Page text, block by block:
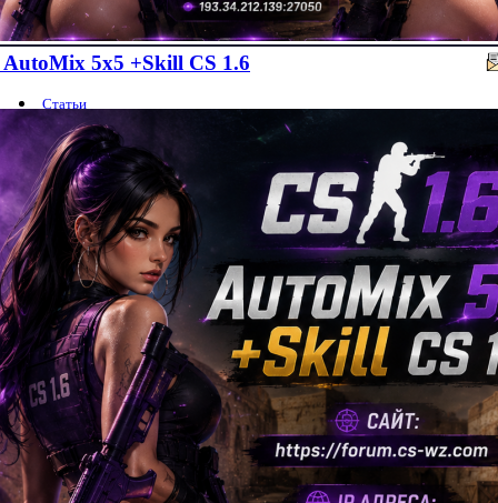
AutoMix 5x5 +Skill CS 1.6
Статьи